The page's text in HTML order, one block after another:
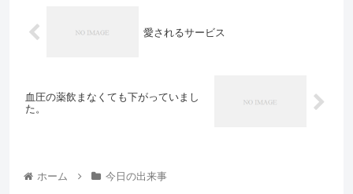
愛されるサービス
血圧の薬飲まなくても下がっていまし
た。
ホーム 今日の出来事